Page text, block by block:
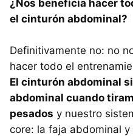
¿Nos beneficia hacer
el cinturón abdominal?
Definitivamente no: no
hacer todo el
El cinturón abdominal
abdominal cuando
pesados y nuestro
core: la faja abdominal